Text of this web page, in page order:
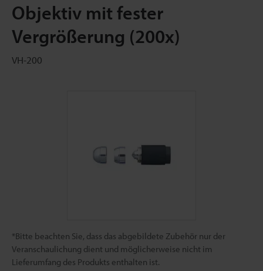
Objektiv mit fester
Vergrößerung (200x)
VH-200
*Bitte beachten Sie, dass das abgebildete Zubehör nur der
Veranschaulichung dient und möglicherweise nicht im
Lieferumfang des Produkts enthalten ist.